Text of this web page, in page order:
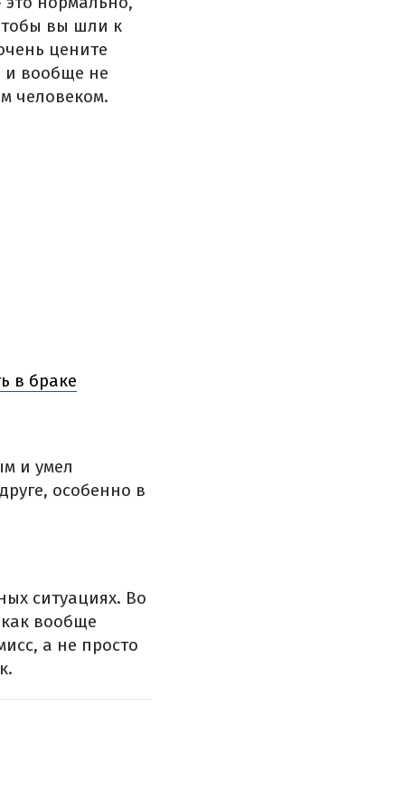
вы шли к
цените
и вообще не
человеком.
в браке
и умел
особенно в
ситуациях. Во
вообще
а не просто